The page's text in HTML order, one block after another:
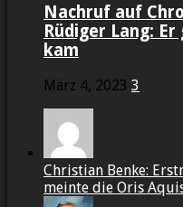
Nachruf auf
Rüdiger Lang:
kam
März 4, 2023 3
Christian Benke:
meinte die Oris